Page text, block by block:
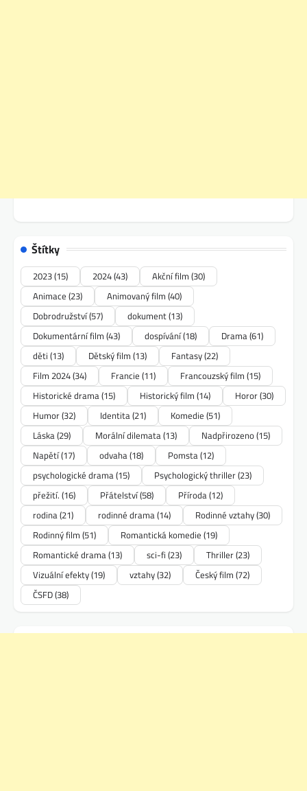
Štítky
2023(15) 2024(43) Akční film (30)
Animace (23) Animovaný film (40)
Dobrodružství(57) dokument(13)
Dokumentární film (43) dospívání(18) Drama(61)
děti (13) Dětský film (13) Fantasy(22)
Film 2024(34) Francie (11) Francouzský film (15)
Historické drama(15) Historický film (14) Horor(30)
Humor(32) Identita(21) Komedie (51)
Láska(29) Morální dilemata(13) Nadpřirozeno(15)
Napětí(17) odvaha(18) Pomsta(12)
psychologické drama(15) Psychologický thriller(23)
přežití. (16) Přátelství(58) Příroda(12)
rodina(21) rodinné drama(14) Rodinné vztahy(30)
Rodinný film (51) Romantická komedie (19)
Romantické drama(13) sci-fi (23) Thriller(23)
Vizuální efekty(19) vztahy(32) Český film (72)
ČSFD(38)